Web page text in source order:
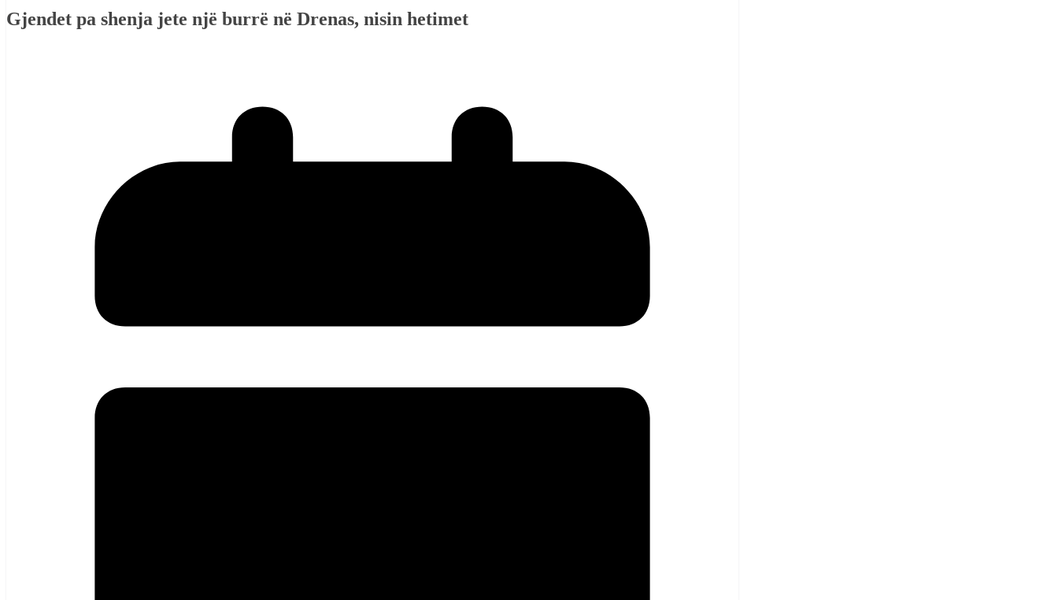
Gjendet pa shenja jete një burrë në Drenas, nisin hetimet